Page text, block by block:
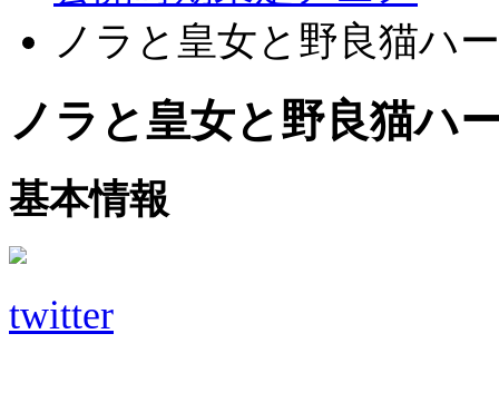
ノラと皇女と野良猫ハ
ノラと皇女と野良猫ハ
基本情報
twitter